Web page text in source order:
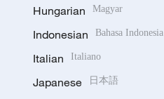
Hungarian Magyar
Indonesian Bahasa Indonesia
Italian Italiano
Japanese 日本語